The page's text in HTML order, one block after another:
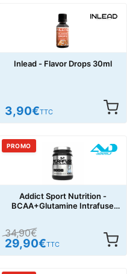
Inlead - Flavor Drops 30ml
3,90€TTC
PROMO
Addict Sport Nutrition -
BCAA+Glutamine Intrafuse
34,90€
29,90€TTC